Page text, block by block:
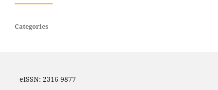
Categories
eISSN: 2316-9877